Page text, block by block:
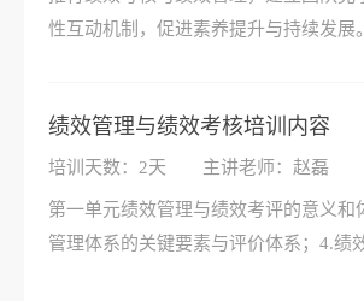
性互动机制，促进素养提升与持续发展。
绩效管理与绩效考核培训内容
培训天数：2天 主讲老师：赵磊
第一单元绩效管理与绩效考评的意义
管理体系的关键要素与评价体系；4.绩